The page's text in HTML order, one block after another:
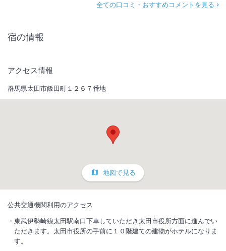
全ての口コミ・おすすめコメントを見る
宿の情報
アクセス情報
群馬県太田市飯田町１２６７番地
地図で見る
公共交通機関利用のアクセス
東武伊勢崎線太田駅南口下車していただき太田市役所方面に進んでい
ただきます。太田市役所の手前に１０階建ての建物がホテルになりま
す。